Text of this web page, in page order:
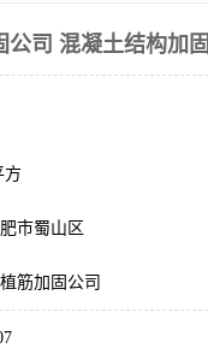
公司 混凝土结构加固
方
市蜀山区
筋加固公司